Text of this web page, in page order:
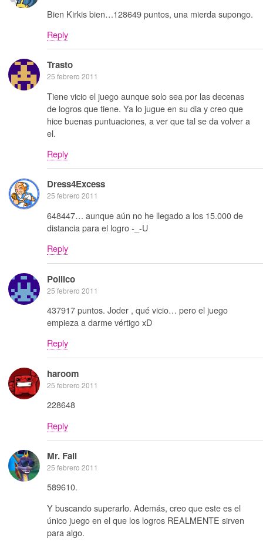
Bien Kirkis bien…128649 puntos, una mierda supongo.
Reply
Trasto
25 febrero 2011
Tiene vicio el juego aunque solo sea por las decenas
de logros que tiene. Ya lo jugue en su dia y creo que
hice buenas puntuaciones, a ver que tal se da volver a
el.
Reply
Dress4Excess
25 febrero 2011
648447… aunque aún no he llegado a los 15.000 de
distancia para el logro -_-U
Reply
Pollico
25 febrero 2011
437917 puntos. Joder , qué vicio… pero el juego
empieza a darme vértigo xD
Reply
haroom
25 febrero 2011
228648
Reply
Mr. Fail
25 febrero 2011
589610.
Y buscando superarlo. Además, creo que este es el
único juego en el que los logros REALMENTE sirven
para algo.